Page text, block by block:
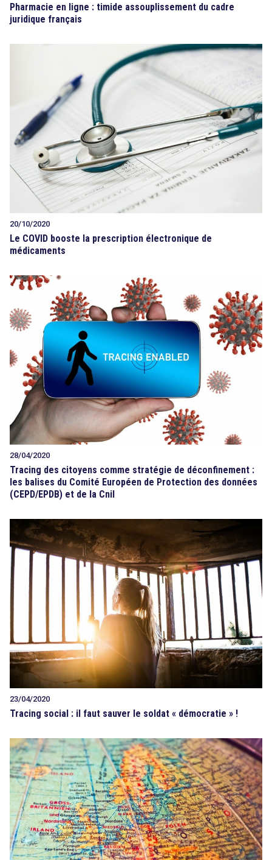
Pharmacie en ligne : timide assouplissement du cadre
juridique français
20/10/2020
Le COVID booste la prescription électronique de
médicaments
28/04/2020
Tracing des citoyens comme stratégie de déconfinement :
les balises du Comité Européen de Protection des données
(CEPD/EPDB) et de la Cnil
23/04/2020
Tracing social : il faut sauver le soldat « démocratie » !